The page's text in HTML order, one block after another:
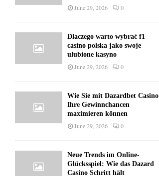
June 29, 2026 0
Dlaczego warto wybrać f1
casino polska jako swoje
ulubione kasyno
June 29, 2026 0
Wie Sie mit Dazardbet Casino
Ihre Gewinnchancen
maximieren können
June 29, 2026 0
Neue Trends im Online-
Glücksspiel: Wie das Dazard
Casino Schritt hält